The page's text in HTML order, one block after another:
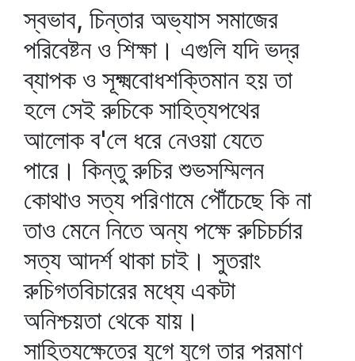
স্বভাব, চিন্তার অভ্যাস সমাজের
পরিবেষ্টন ও শিক্ষা। এগুলি যদি ভদ্র
ব্যাপক ও সূক্ষ্মবোধশক্তিমান হয় তা
হলে সেই রুচিকে সাহিত্যপথের
আলোক ব'লে ধরে নেওয়া যেতে
পারে। কিন্তু রুচির শুভসম্মিলন
কোথাও সত্য পরিণামে পৌঁচেছে কি না
তাও মেনে নিতে অন্য পক্ষে রুচিচর্চার
সত্য আদর্শ থাকা চাই। সুতরাং
রুচিগতবিচারের মধ্যে একটা
অনিশ্চয়তা থেকে যায়।
সাহিত্যক্ষেত্রে যুগে যুগে তার প্রমাণ